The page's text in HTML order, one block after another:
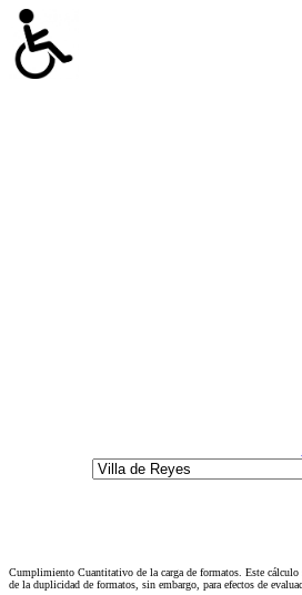
Cumplimiento Cuantitativo de la carga de formatos. Este cálculo
de la duplicidad de formatos, sin embargo, para efectos de